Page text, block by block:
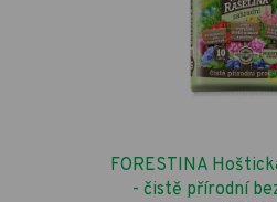
FORESTINA
- čistě přírodní